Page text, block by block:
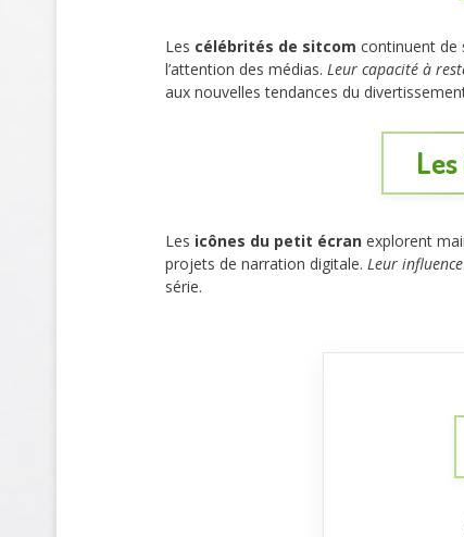
Les célébrités de sitcom continuent de
l’attention des médias. Leur capacité à
aux nouvelles tendances du
Les icônes du petit écran explorent
projets de narration digitale. Leur
série.